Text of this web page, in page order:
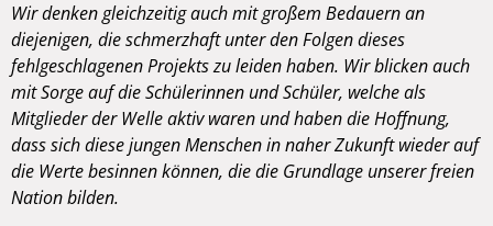
Wir denken gleichzeitig auch mit großem Bedauern an
diejenigen, die schmerzhaft unter den Folgen dieses
fehlgeschlagenen Projekts zu leiden haben. Wir blicken auch
mit Sorge auf die Schülerinnen und Schüler, welche als
Mitglieder der Welle aktiv waren und haben die Hoffnung,
dass sich diese jungen Menschen in naher Zukunft wieder auf
die Werte besinnen können, die die Grundlage unserer freien
Nation bilden.